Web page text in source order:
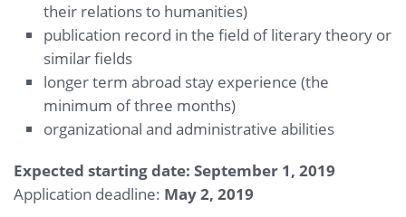
their relations to humanities)
publication record in the field of literary theory or
similar fields
longer term abroad stay experience (the
minimum of three months)
organizational and administrative abilities
Expected starting date: September 1, 2019
Application deadline: May 2, 2019